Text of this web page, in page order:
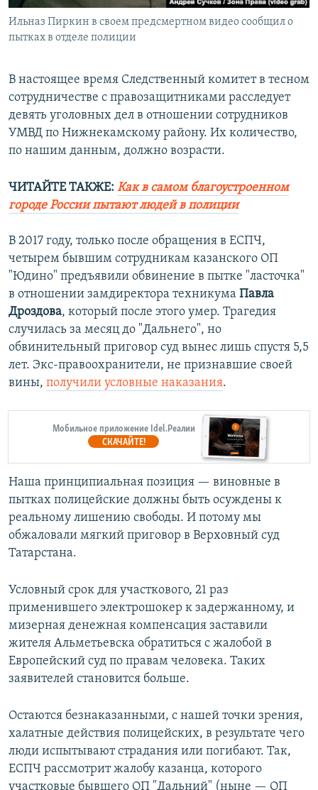
Ильназ Пиркин в своем предсмертном видео сообщил о
пытках в отделе полиции
В настоящее время Следственный комитет в тесном
сотрудничестве с правозащитниками расследует
девять уголовных дел в отношении сотрудников
УМВД по Нижнекамскому району. Их количество,
по нашим данным, должно возрасти.
ЧИТАЙТЕ ТАКЖЕ: Как в самом благоустроенном
городе России пытают людей в полиции
В 2017 году, только после обращения в ЕСПЧ,
четырем бывшим сотрудникам казанского ОП
"Юдино" предъявили обвинение в пытке "ласточка"
в отношении замдиректора техникума Павла
Дроздова, который после этого умер. Трагедия
случилась за месяц до "Дальнего", но
обвинительный приговор суд вынес лишь спустя 5,5
лет. Экс-правоохранители, не признавшие своей
вины, получили условные наказания.
Мобильное приложение Idel.Реалии
СКАЧАЙТЕ!
Наша принципиальная позиция — виновные в
пытках полицейские должны быть осуждены к
реальному лишению свободы. И потому мы
обжаловали мягкий приговор в Верховный суд
Татарстана.
Условный срок для участкового, 21 раз
применившего электрошокер к задержанному, и
мизерная денежная компенсация заставили
жителя Альметьевска обратиться с жалобой в
Европейский суд по правам человека. Таких
заявителей становится больше.
Остаются безнаказанными, с нашей точки зрения,
халатные действия полицейских, в результате чего
люди испытывают страдания или погибают. Так,
ЕСПЧ рассмотрит жалобу казанца, которого
участковые бывшего ОП "Дальний" (ныне — ОП